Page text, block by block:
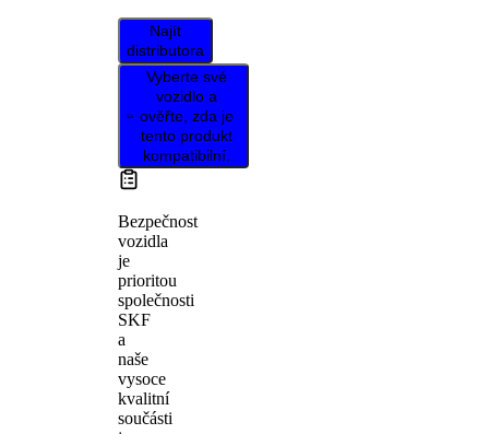
Najít
distributora
Vyberte své
vozidlo a
ověřte, zda je
tento produkt
kompatibilní.
Bezpečnost
vozidla
je
prioritou
společnosti
SKF
a
naše
vysoce
kvalitní
součásti